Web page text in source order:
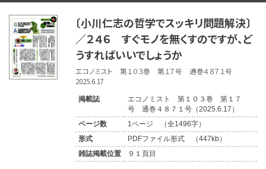
〔小川仁志の哲学でスッキリ問題解決〕
／２４６ すぐモノを無くすのですが、ど
うすればいいでしょうか
エコノミスト 第１０３巻 第１７号 通巻４８７１号
2025.6.17
掲載誌
エコノミスト 第１０３巻 第１７
号 通巻４８７１号（2025.6.17）
ページ数
1ページ （全1496字）
形式
PDFファイル形式 （447kb）
雑誌掲載位置
９１頁目